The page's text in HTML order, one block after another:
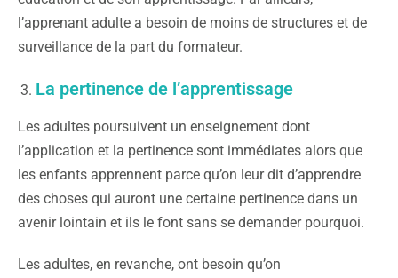
l’apprenant adulte a besoin de moins de structures et de
surveillance de la part du formateur.
La pertinence de l’apprentissage
Les adultes poursuivent un enseignement dont
l’application et la pertinence sont immédiates alors que
les enfants apprennent parce qu’on leur dit d’apprendre
des choses qui auront une certaine pertinence dans un
avenir lointain et ils le font sans se demander pourquoi.
Les adultes, en revanche, ont besoin qu’on